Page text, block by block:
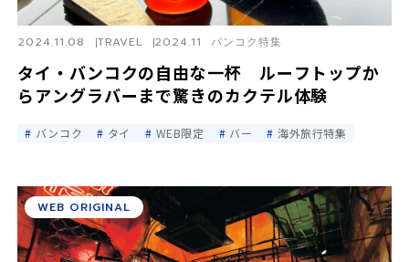
タイ・バンコクの自由な一杯 ルーフトップか
らアングラバーまで驚きのカクテル体験
2024.11.08 TRAVEL 2024.11 バンコク特集
バンコク タイ WEB限定 バー 海外旅行特集
WEB ORIGINAL